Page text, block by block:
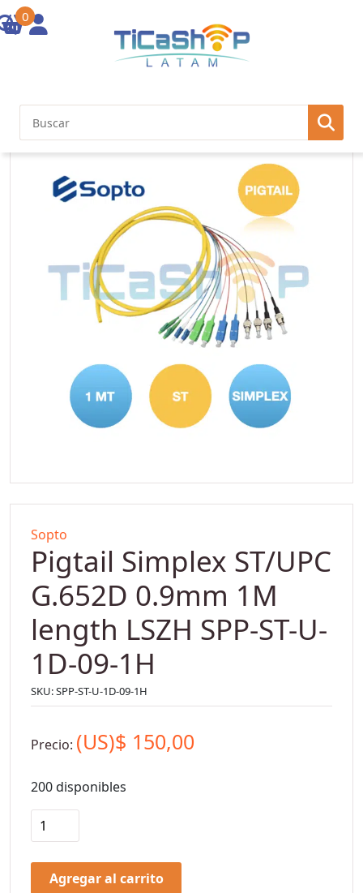
0
1M length LSZH SPP-ST-U-1D-09-1H
Sopto
Pigtail Simplex ST/UPC
G.652D 0.9mm 1M
length LSZH SPP-ST-U-
1D-09-1H
SKU:SPP-ST-U-1D-09-1H
Precio: (US)$ 150,00
200 disponibles
Agregar al carrito